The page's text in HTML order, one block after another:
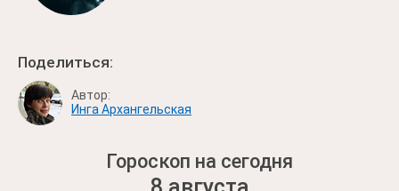
Поделиться:
Автор:
Инга Архангельская
Гороскоп на сегодня